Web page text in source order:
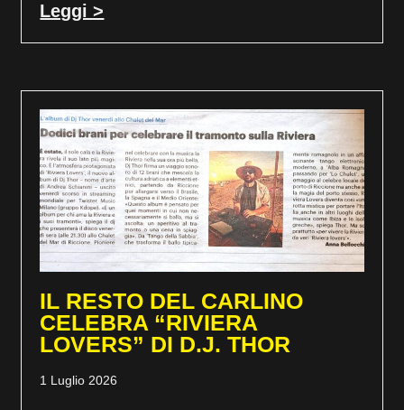
Leggi >
IL RESTO DEL CARLINO
CELEBRA “RIVIERA
LOVERS” DI D.J. THOR
1 Luglio 2026